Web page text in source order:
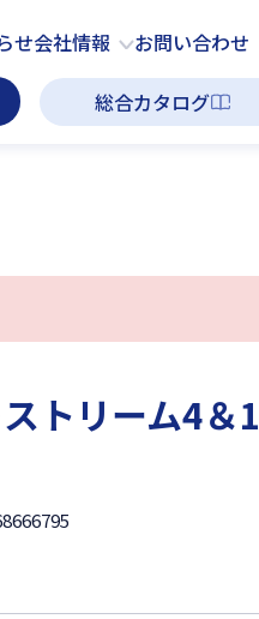
せ会社情報 お問い合わせ
総合カタログ
PDFチラシ よくあるご質問
トリーム4＆